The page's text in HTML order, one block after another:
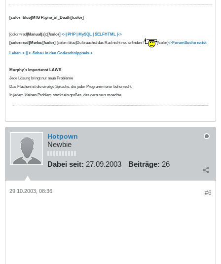
[color=blue]MfG Payne_of_Death[/color]
[color=red] Manual(s):[/color] <-| PHP | MySQL |
SELFHTML |->
[color=red]Merke:[/color] [color=blue]Du brauchst das Rad nicht neu erfinden ! [/color]<-ForumSuche rettet
Leben-> || <-Schau in den Codeschnippsels->
Murphy`s Importanst LAWS
Jede Lösung bringt nur neue Probleme
Das Fluchen ist die einzige Sprache, die jeder Programmierer beherrscht.
In jedem kleinen Problem steckt ein großes, das gern raus moechte.
Hotpown
Newbie
Dabei seit: 27.09.2003 Beiträge: 26
#6
29.10.2003, 08:36